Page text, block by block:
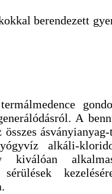
berendezett
A
alkáli-
kiválóan